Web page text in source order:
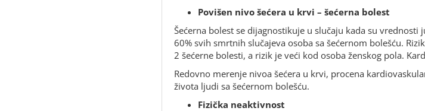
Povišen nivo šećera u krvi – šećerna bolest
Šećerna bolest se dijagnostikuje u slučaju kada su
60% svih smrtnih slučajeva osoba sa šećernom bolešću.
2 šećerne bolesti, a rizik je veći kod osoba ženskog pola.
Redovno merenje nivoa šećera u krvi, procena
života ljudi sa šećernom bolešću.
Fizička neaktivnost